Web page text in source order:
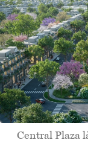
Central Plaza